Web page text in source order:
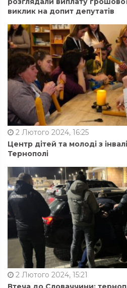
виклик на допит депутатів
2 Лютого 2024, 16:25
Центр дітей та молоді з
Тернополі
2 Лютого 2024, 15:21